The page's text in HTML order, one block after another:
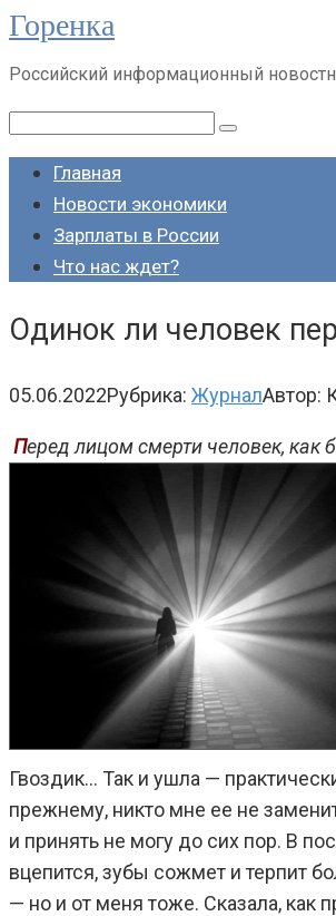
Перейти
контенту
Горенка
Российский информационный
Поиск:
Главная
Новости экономики
Зарплаты в России
Что нас ждет?
Одинок ли человек
05.06.2022Рубрика: ЖурналАвтор:
Перед лицом смерти человек, как
Гвоздик… Так и ушла —
прежнему, никто мне ее не
и принять не могу до сих пор. В
вцепится, зубы сожмет и терпит
— но и от меня тоже. Сказала, как